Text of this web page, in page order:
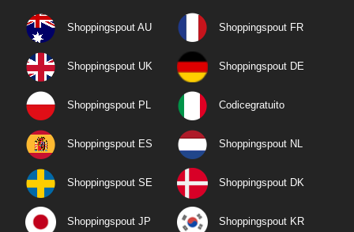
Shoppingspout AU Shoppingspout FR
Shoppingspout UK Shoppingspout DE
Shoppingspout PL Codicegratuito
Shoppingspout ES Shoppingspout NL
Shoppingspout SE Shoppingspout DK
Shoppingspout JP Shoppingspout KR